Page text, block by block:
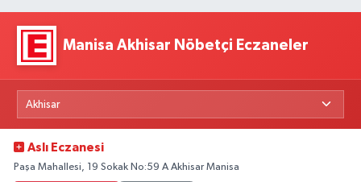
Manisa Akhisar Nöbetçi Eczaneler
Aslı Eczanesi
Paşa Mahallesi, 19 Sokak No:59 A Akhisar Manisa